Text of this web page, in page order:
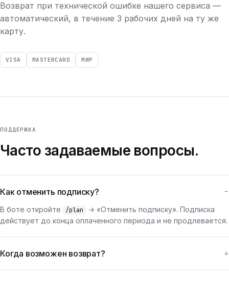
Возврат при технической ошибке нашего сервиса —
автоматический, в течение 3 рабочих дней на ту же
карту.
VISA MASTERCARD МИР
ПОДДЕРЖКА
Часто задаваемые вопросы.
Как отменить подписку?
В боте откройте /plan
→ «Отменить подписку». Подписка
действует до конца оплаченного периода и не продлевается.
Когда возможен возврат?